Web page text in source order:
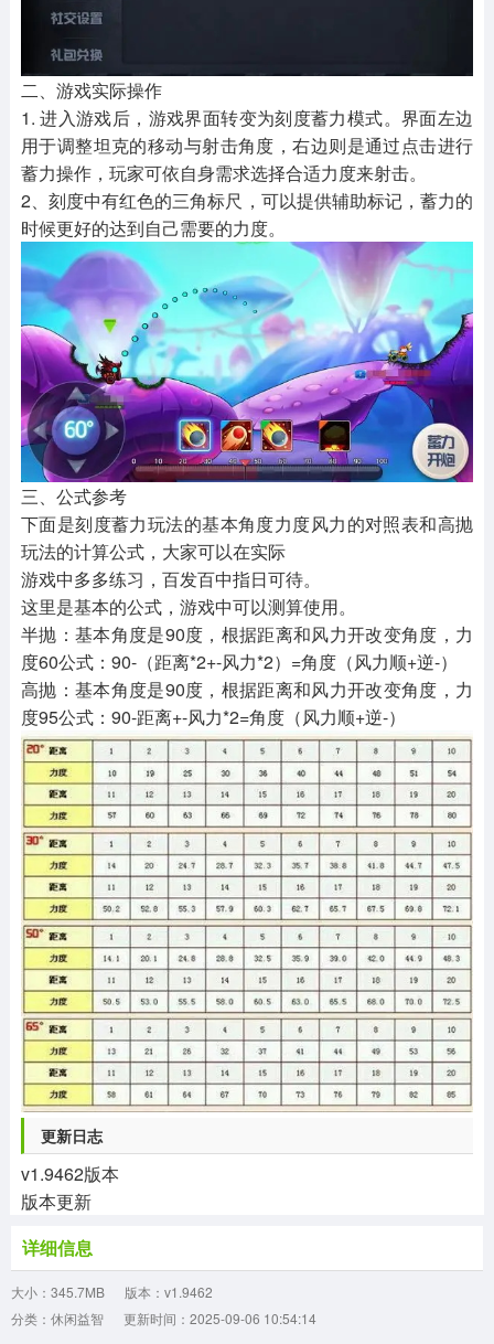
二、游戏实际操作
1. 进入游戏后，游戏界面转变为刻度蓄力模式。界面左边
用于调整坦克的移动与射击角度，右边则是通过点击进行
蓄力操作，玩家可依自身需求选择合适力度来射击。
2、刻度中有红色的三角标尺，可以提供辅助标记，蓄力的
时候更好的达到自己需要的力度。
三、公式参考
下面是刻度蓄力玩法的基本角度力度风力的对照表和高抛
玩法的计算公式，大家可以在实际
游戏中多多练习，百发百中指日可待。
这里是基本的公式，游戏中可以测算使用。
半抛：基本角度是90度，根据距离和风力开改变角度，力
度60公式：90-（距离*2+-风力*2）=角度（风力顺+逆-）
高抛：基本角度是90度，根据距离和风力开改变角度，力
度95公式：90-距离+-风力*2=角度（风力顺+逆-）
更新日志
v1.9462版本
版本更新
详细信息
大小：345.7MB
版本：v1.9462
分类：休闲益智
更新时间：2025-09-06 10:54:14